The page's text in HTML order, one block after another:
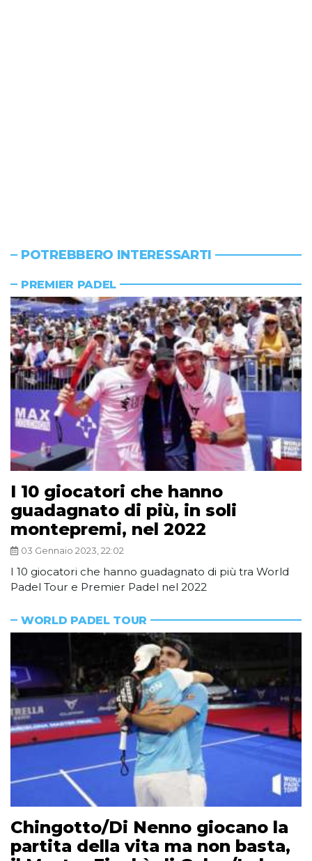
POTREBBERO INTERESSARTI
PREMIER PADEL
I 10 giocatori che hanno
guadagnato di più, in soli
montepremi, nel 2022
03 Gennaio 2023, 22:02
I 10 giocatori che hanno guadagnato di più tra World
Padel Tour e Premier Padel nel 2022
WORLD PADEL TOUR
Chingotto/Di Nenno giocano la
partita della vita ma non basta,